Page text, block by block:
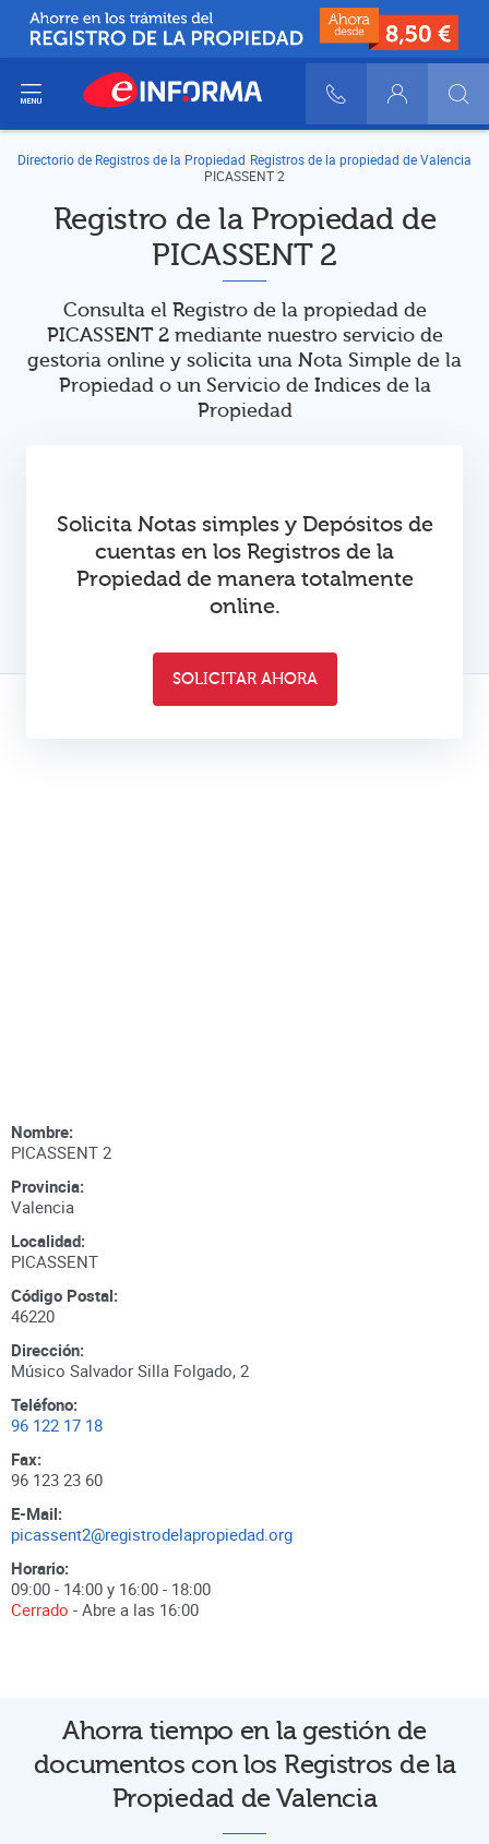
900 10 30 20
Login
del menú
Directorio de Registros de la Propiedad Registros de la propiedad de Valencia
PICASSENT 2
Registro de la Propiedad de
PICASSENT 2
Consulta el Registro de la propiedad de
PICASSENT 2 mediante nuestro servicio de
gestoria online y solicita una Nota Simple de la
Propiedad o un Servicio de Indices de la
Propiedad
Solicita Notas simples y Depósitos de
cuentas en los Registros de la
Propiedad de manera totalmente
online.
SOLICITAR AHORA
Nombre:
PICASSENT 2
Provincia:
Valencia
Localidad:
PICASSENT
Código Postal:
46220
Dirección:
Músico Salvador Silla Folgado, 2
Teléfono:
96 122 17 18
Fax:
96 123 23 60
E-Mail:
picassent2@registrodelapropiedad.org
Horario:
09:00 - 14:00 y 16:00 - 18:00
Cerrado - Abre a las 16:00
Ahorra tiempo en la gestión de
documentos con los Registros de la
Propiedad de Valencia